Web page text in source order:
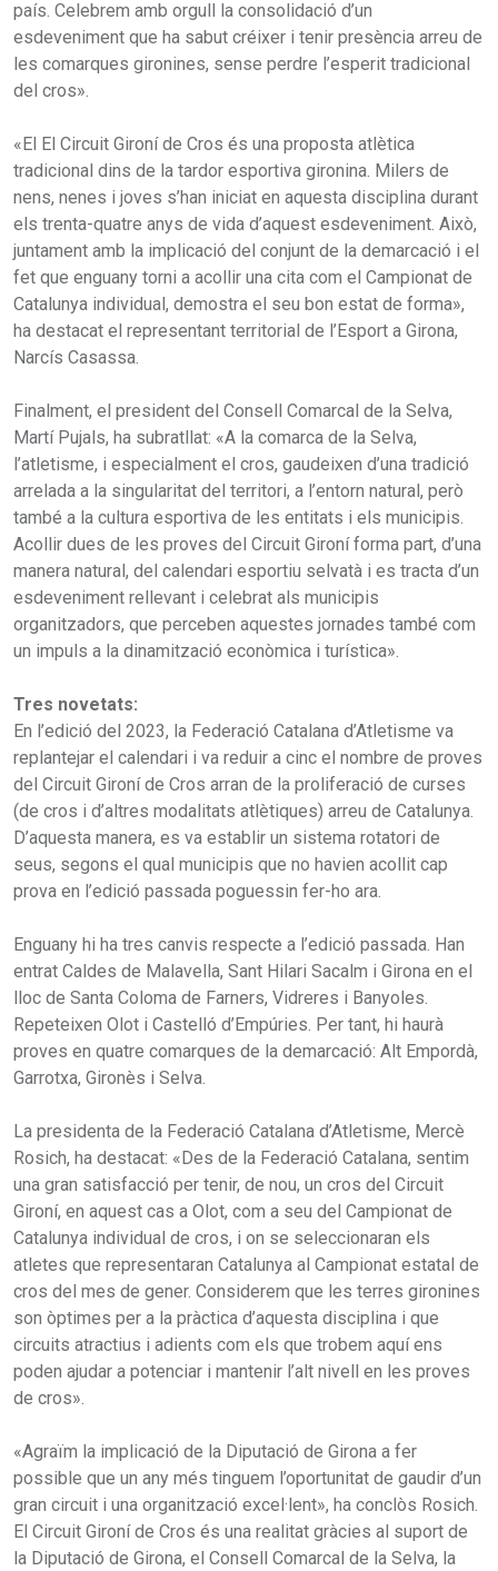
país. Celebrem amb orgull la consolidació d’un
esdeveniment que ha sabut créixer i tenir presència arreu de
les comarques gironines, sense perdre l’esperit tradicional
del cros».
«El El Circuit Gironí de Cros és una proposta atlètica
tradicional dins de la tardor esportiva gironina. Milers de
nens, nenes i joves s’han iniciat en aquesta disciplina durant
els trenta-quatre anys de vida d’aquest esdeveniment. Això,
juntament amb la implicació del conjunt de la demarcació i el
fet que enguany torni a acollir una cita com el Campionat de
Catalunya individual, demostra el seu bon estat de forma»,
ha destacat el representant territorial de l’Esport a Girona,
Narcís Casassa.
Finalment, el president del Consell Comarcal de la Selva,
Martí Pujals, ha subratllat: «A la comarca de la Selva,
l’atletisme, i especialment el cros, gaudeixen d’una tradició
arrelada a la singularitat del territori, a l’entorn natural, però
també a la cultura esportiva de les entitats i els municipis.
Acollir dues de les proves del Circuit Gironí forma part, d’una
manera natural, del calendari esportiu selvatà i es tracta d’un
esdeveniment rellevant i celebrat als municipis
organitzadors, que perceben aquestes jornades també com
un impuls a la dinamització econòmica i turística».
Tres novetats:
En l’edició del 2023, la Federació Catalana d’Atletisme va
replantejar el calendari i va reduir a cinc el nombre de proves
del Circuit Gironí de Cros arran de la proliferació de curses
(de cros i d’altres modalitats atlètiques) arreu de Catalunya.
D’aquesta manera, es va establir un sistema rotatori de
seus, segons el qual municipis que no havien acollit cap
prova en l’edició passada poguessin fer-ho ara.
Enguany hi ha tres canvis respecte a l’edició passada. Han
entrat Caldes de Malavella, Sant Hilari Sacalm i Girona en el
lloc de Santa Coloma de Farners, Vidreres i Banyoles.
Repeteixen Olot i Castelló d’Empúries. Per tant, hi haurà
proves en quatre comarques de la demarcació: Alt Empordà,
Garrotxa, Gironès i Selva.
La presidenta de la Federació Catalana d’Atletisme, Mercè
Rosich, ha destacat: «Des de la Federació Catalana, sentim
una gran satisfacció per tenir, de nou, un cros del Circuit
Gironí, en aquest cas a Olot, com a seu del Campionat de
Catalunya individual de cros, i on se seleccionaran els
atletes que representaran Catalunya al Campionat estatal de
cros del mes de gener. Considerem que les terres gironines
son òptimes per a la pràctica d’aquesta disciplina i que
circuits atractius i adients com els que trobem aquí ens
poden ajudar a potenciar i mantenir l’alt nivell en les proves
de cros».
«Agraïm la implicació de la Diputació de Girona a fer
possible que un any més tinguem l’oportunitat de gaudir d’un
gran circuit i una organització excel·lent», ha conclòs Rosich.
El Circuit Gironí de Cros és una realitat gràcies al suport de
la Diputació de Girona, el Consell Comarcal de la Selva, la